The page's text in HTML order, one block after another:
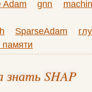
Adam gnn
SparseAdam
памяти
знать SHAP